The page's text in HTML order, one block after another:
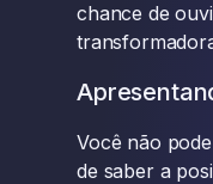
chance de
Você não
de saber a